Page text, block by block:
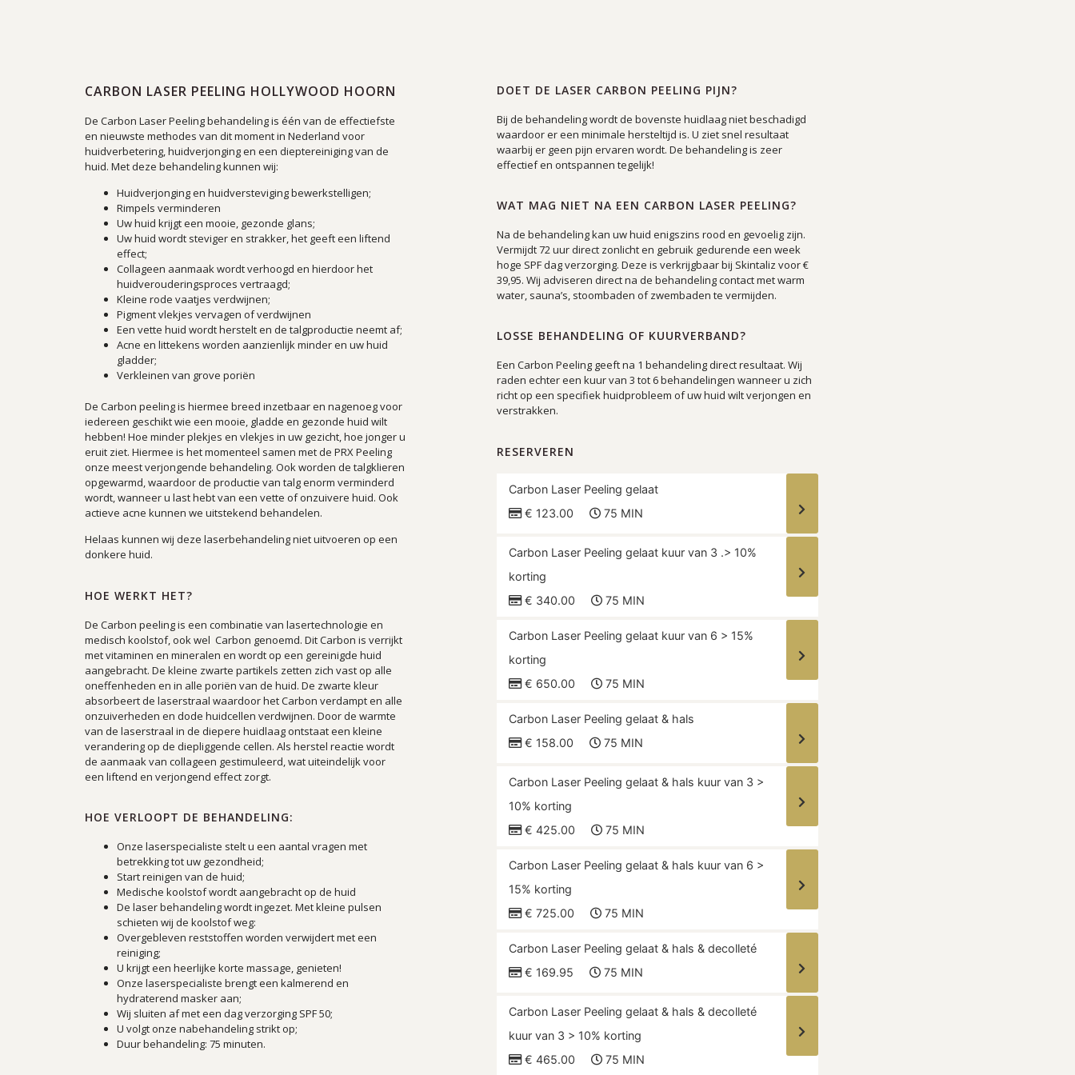
CARBON LASER PEELING HOLLYWOOD HOORN
De Carbon Laser Peeling behandeling is één van de effectiefste
en nieuwste methodes van dit moment in Nederland voor
huidverbetering, huidverjonging en een dieptereiniging van de
huid. Met deze behandeling kunnen wij:
Huidverjonging en huidversteviging bewerkstelligen;
Rimpels verminderen
Uw huid krijgt een mooie, gezonde glans;
Uw huid wordt steviger en strakker, het geeft een liftend
effect;
Collageen aanmaak wordt verhoogd en hierdoor het
huidverouderingsproces vertraagd;
Kleine rode vaatjes verdwijnen;
Pigment vlekjes vervagen of verdwijnen
Een vette huid wordt herstelt en de talgproductie neemt af;
Acne en littekens worden aanzienlijk minder en uw huid
gladder;
Verkleinen van grove poriën
De Carbon peeling is hiermee breed inzetbaar en nagenoeg voor
iedereen geschikt wie een mooie, gladde en gezonde huid wilt
hebben! Hoe minder plekjes en vlekjes in uw gezicht, hoe jonger u
eruit ziet. Hiermee is het momenteel samen met de PRX Peeling
onze meest verjongende behandeling. Ook worden de talgklieren
opgewarmd, waardoor de productie van talg enorm verminderd
wordt, wanneer u last hebt van een vette of onzuivere huid. Ook
actieve acne kunnen we uitstekend behandelen.
Helaas kunnen wij deze laserbehandeling niet uitvoeren op een
donkere huid.
HOE WERKT HET?
De Carbon peeling is een combinatie van lasertechnologie en
medisch koolstof, ook wel Carbon genoemd. Dit Carbon is verrijkt
met vitaminen en mineralen en wordt op een gereinigde huid
aangebracht. De kleine zwarte partikels zetten zich vast op alle
oneffenheden en in alle poriën van de huid. De zwarte kleur
absorbeert de laserstraal waardoor het Carbon verdampt en alle
onzuiverheden en dode huidcellen verdwijnen. Door de warmte
van de laserstraal in de diepere huidlaag ontstaat een kleine
verandering op de diepliggende cellen. Als herstel reactie wordt
de aanmaak van collageen gestimuleerd, wat uiteindelijk voor
een liftend en verjongend effect zorgt.
HOE VERLOOPT DE BEHANDELING:
Onze laserspecialiste stelt u een aantal vragen met
betrekking tot uw gezondheid;
Start reinigen van de huid;
Medische koolstof wordt aangebracht op de huid
De laser behandeling wordt ingezet. Met kleine pulsen
schieten wij de koolstof weg:
Overgebleven reststoffen worden verwijdert met een
reiniging;
U krijgt een heerlijke korte massage, genieten!
Onze laserspecialiste brengt een kalmerend en
hydraterend masker aan;
Wij sluiten af met een dag verzorging SPF 50;
U volgt onze nabehandeling strikt op;
Duur behandeling: 75 minuten.
DOET DE LASER CARBON PEELING PIJN?
Bij de behandeling wordt de bovenste huidlaag niet beschadigd
waardoor er een minimale hersteltijd is. U ziet snel resultaat
waarbij er geen pijn ervaren wordt. De behandeling is zeer
effectief en ontspannen tegelijk!
WAT MAG NIET NA EEN CARBON LASER PEELING?
Na de behandeling kan uw huid enigszins rood en gevoelig zijn.
Vermijdt 72 uur direct zonlicht en gebruik gedurende een week
hoge SPF dag verzorging. Deze is verkrijgbaar bij Skintaliz voor €
39,95. Wij adviseren direct na de behandeling contact met warm
water, sauna’s, stoombaden of zwembaden te vermijden.
LOSSE BEHANDELING OF KUURVERBAND?
Een Carbon Peeling geeft na 1 behandeling direct resultaat. Wij
raden echter een kuur van 3 tot 6 behandelingen wanneer u zich
richt op een specifiek huidprobleem of uw huid wilt verjongen en
verstrakken.
RESERVEREN
Carbon Laser Peeling gelaat
€ 123.00
75 MIN
Carbon Laser Peeling gelaat kuur van 3 .> 10%
korting
€ 340.00
75 MIN
Carbon Laser Peeling gelaat kuur van 6 > 15%
korting
€ 650.00
75 MIN
Carbon Laser Peeling gelaat & hals
€ 158.00
75 MIN
Carbon Laser Peeling gelaat & hals kuur van 3 >
10% korting
€ 425.00
75 MIN
Carbon Laser Peeling gelaat & hals kuur van 6 >
15% korting
€ 725.00
75 MIN
Carbon Laser Peeling gelaat & hals & decolleté
€ 169.95
75 MIN
Carbon Laser Peeling gelaat & hals & decolleté
kuur van 3 > 10% korting
€ 465.00
75 MIN